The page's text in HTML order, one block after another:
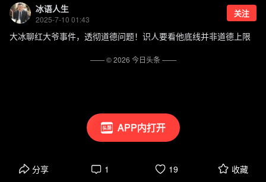
APP内打开
冰语人生
2025-7-10 01:43
关注
大冰聊红大爷事件，透彻道德问题！识人要看他底线并非道德上限
分享 1 19 收藏
—— ©2026 今日头条——